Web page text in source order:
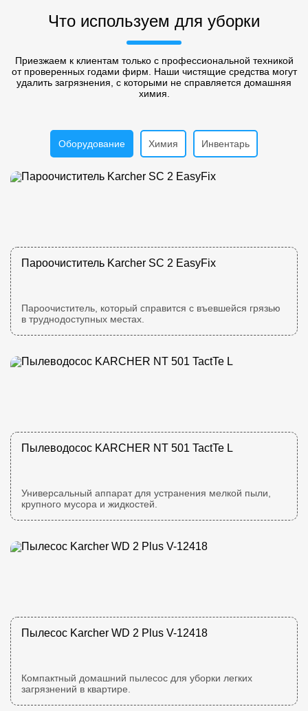
Что используем для уборки
Приезжаем к клиентам только с профессиональной техникой
от проверенных годами фирм. Наши чистящие средства могут
удалить загрязнения, с которыми не справляется домашняя
химия.
Оборудование Химия Инвентарь
Пароочиститель Karcher SC 2 EasyFix
Пароочиститель, который справится с въевшейся грязью
в труднодоступных местах.
Пылеводосос KARCHER NT 501 TactTe L
Универсальный аппарат для устранения мелкой пыли,
крупного мусора и жидкостей.
Пылесос Karcher WD 2 Plus V-12418
Компактный домашний пылесос для уборки легких
загрязнений в квартире.